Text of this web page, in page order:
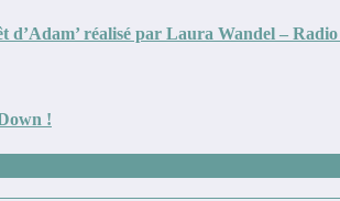
d’Adam’ réalisé par Laura Wandel –
!